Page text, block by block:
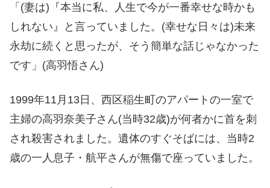
「(妻は)『本当に私、人生で今が一番幸せな時かも
しれない』と言っていました。(幸せな日々は)未来
永劫に続くと思ったが、そう簡単な話じゃなかった
です」(高羽悟さん)
1999年11月13日、西区稲生町のアパートの一室で
主婦の高羽奈美子さん(当時32歳)が何者かに首を刺
され殺害されました。遺体のすぐそばには、当時2
歳の一人息子・航平さんが無傷で座っていました。